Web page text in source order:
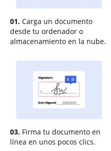
01. Carga un documento
desde tu ordenador o
almacenamiento en la nube.
03. Firma tu documento en
línea en unos pocos clics.